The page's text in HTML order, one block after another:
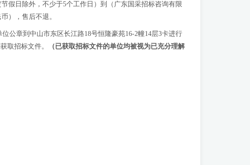
假日除外，不少于5个工作日）到（广东国采招标咨询有限
），售后不退。
公章到中山市东区长江路18号恒隆豪苑16-2幢14层3卡进行
取招标文件。
（已获取招标文件的单位均被视为已充分理解